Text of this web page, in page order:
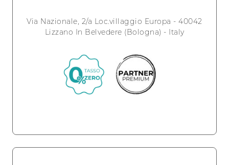
Via Nazionale, 2/a Loc.villaggio Europa - 40042
Lizzano In Belvedere (Bologna) - Italy